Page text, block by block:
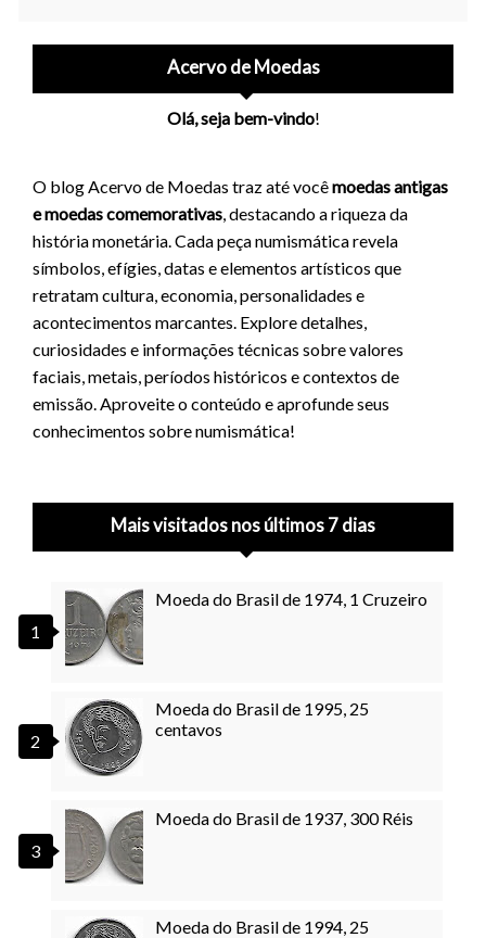
Acervo de Moedas
Olá, seja bem-vindo!
O blog Acervo de Moedas traz até vocêmoedas antigas
e moedas comemorativas, destacando a riqueza da
história monetária. Cada peça numismática revela
símbolos, efígies, datas e elementos artísticos que
retratam cultura, economia, personalidades e
acontecimentos marcantes. Explore detalhes,
curiosidades e informações técnicas sobre valores
faciais, metais, períodos históricos e contextos de
emissão. Aproveite o conteúdo e aprofunde seus
conhecimentos sobre numismática!
Mais visitados nos últimos 7 dias
Moeda do Brasil de 1974, 1 Cruzeiro
Moeda do Brasil de 1995, 25
centavos
Moeda do Brasil de 1937, 300 Réis
Moeda do Brasil de 1994, 25